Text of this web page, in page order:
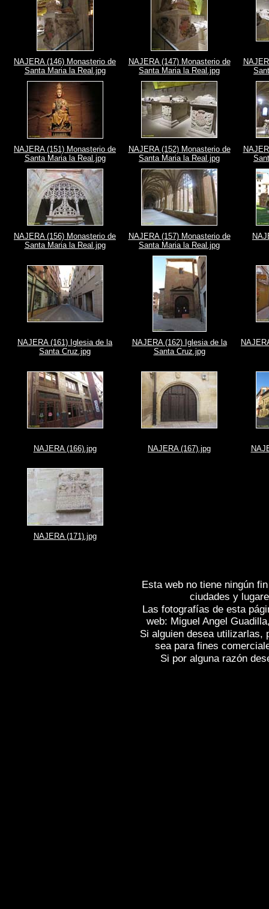
NAJERA (146) Monasterio de
Santa Maria la Real.jpg
NAJERA (147) Monasterio de
Santa Maria la Real.jpg
NAJERA (151) Monasterio de
Santa Maria la Real.jpg
NAJERA (152) Monasterio de
Santa Maria la Real.jpg
NAJERA (156) Monasterio de
Santa Maria la Real.jpg
NAJERA (157) Monasterio de
Santa Maria la Real.jpg
NAJERA (161) Iglesia de la
Santa Cruz.jpg
NAJERA (162) Iglesia de la
Santa Cruz.jpg
NAJERA (166).jpg NAJERA (167).jpg
NAJERA (171).jpg
Esta web no tiene ningún
ciudades y
Las fotografías de esta
web: Miguel Angel
Si alguien desea utilizarlas,
sea para fines
Si por alguna razón